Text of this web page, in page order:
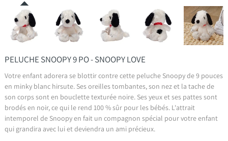
PELUCHE SNOOPY 9 PO - SNOOPY LOVE
Votre enfant adorera se blottir contre cette peluche Snoopy de 9 pouces
en minky blanc hirsute. Ses oreilles tombantes, son nez et la tache de
son corps sont en bouclette texturée noire. Ses yeux et ses pattes sont
brodés en noir, ce qui le rend 100 % sûr pour les bébés. L'attrait
intemporel de Snoopy en fait un compagnon spécial pour votre enfant
qui grandira avec lui et deviendra un ami précieux.